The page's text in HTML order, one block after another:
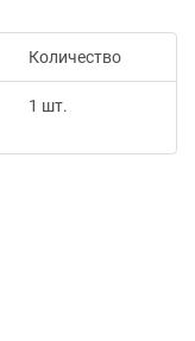
Количество
1 шт.